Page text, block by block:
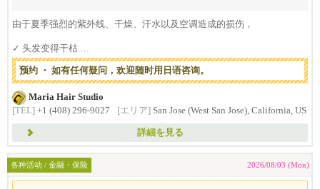
由于夏季强烈的紫外线、干燥、汗水以及空调造成的损伤，
✓ 头发变得干枯
✓ 难以...
预约 ・ 如有任何疑问，欢迎随时用日语咨询。
Maria Hair Studio
[TEL] +1 (408) 296-9027 [エリア] San Jose (West San Jose), California, US
詳細を見る
各种活动 / 金融・保险 2026/08/03 (Mon)